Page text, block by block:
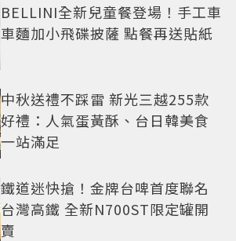
BELLINI全新兒童餐登場！手工車
車麵加小飛碟披薩 點餐再送貼紙
中秋送禮不踩雷 新光三越255款
好禮：人氣蛋黃酥、台日韓美食
一站滿足
鐵道迷快搶！金牌台啤首度聯名
台灣高鐵 全新N700ST限定罐開
賣